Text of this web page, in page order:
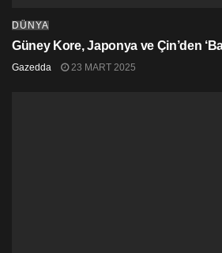
DÜNYA
Güney Kore, Japonya ve Çin’den
Gazedda 23 MART 2025